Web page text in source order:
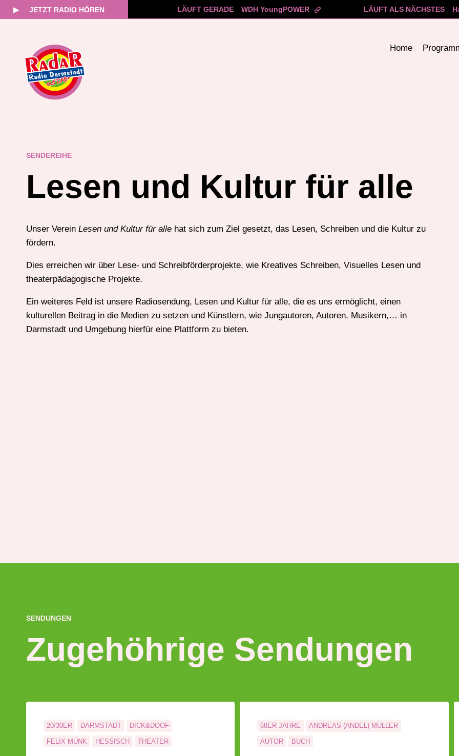
▶ JETZT RADIO HÖREN LÄUFT GERADE WDH YoungPOWER LÄUFT ALS NÄCHSTES
Home
SENDEREIHE
Lesen und Kultur für alle
Unser Verein Lesen und Kultur für alle hat sich zum Ziel gesetzt, das Lesen, Schreiben und die Kultur zu
fördern.
Dies erreichen wir über Lese- und Schreibförderprojekte, wie Kreatives Schreiben, Visuelles Lesen und
theaterpädagogische Projekte.
Ein weiteres Feld ist unsere Radiosendung, Lesen und Kultur für alle, die es uns ermöglicht, einen
kulturellen Beitrag in die Medien zu setzen und Künstlern, wie Jungautoren, Autoren, Musikern,… in
Darmstadt und Umgebung hierfür eine Plattform zu bieten.
SENDUNGEN
Zugehöhrige Sendungen
20/30ER DARMSTADT DICK&DOOF
FELIX MÜNK HESSISCH THEATER
68ER JAHRE ANDREAS (ANDEL) MÜLLER
AUTOR BUCH